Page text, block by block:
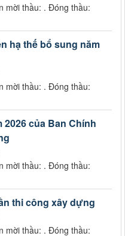
mời thầu: . Đóng thầu:
hạ thế bổ sung năm
mời thầu: . Đóng thầu:
của Ban Chính
mời thầu: . Đóng thầu:
thi công xây dựng
mời thầu: . Đóng thầu: